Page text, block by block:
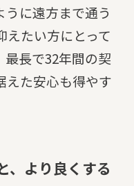
うに遠方まで通う
えたい方にとって
最長で32年間の契
えた安心も得やす
、より良くする